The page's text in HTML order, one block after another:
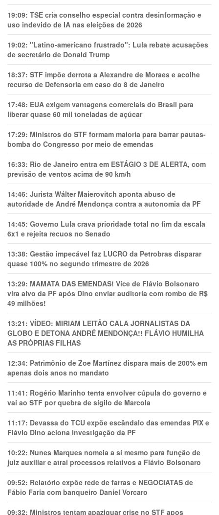
19:09: TSE cria conselho especial contra desinformação e
uso indevido de IA nas eleições de 2026
19:02: "Latino-americano frustrado": Lula rebate acusações
de secretário de Donald Trump
18:37: STF impõe derrota a Alexandre de Moraes e acolhe
recurso de Defensoria em caso do 8 de Janeiro
17:48: EUA exigem vantagens comerciais do Brasil para
liberar quase 60 mil toneladas de açúcar
17:29: Ministros do STF formam maioria para barrar pautas-
bomba do Congresso por meio de emendas
16:33: Rio de Janeiro entra em ESTÁGIO 3 DE ALERTA, com
previsão de ventos acima de 90 km/h
14:46: Jurista Wálter Maierovitch aponta abuso de
autoridade de André Mendonça contra a autonomia da PF
14:45: Governo Lula crava prioridade total no fim da escala
6x1 e rejeita recuos no Senado
13:38: Gestão impecável faz LUCRO da Petrobras disparar
quase 100% no segundo trimestre de 2026
13:29: MAMATA DAS EMENDAS! Vice de Flávio Bolsonaro
vira alvo da PF após Dino enviar auditoria com rombo de R$
49 milhões!
13:21: VÍDEO: MIRIAM LEITÃO CALA JORNALISTAS DA
GLOBO E DETONA ANDRÉ MENDONÇA!! FLÁVIO HUMILHA
AS PRÓPRIAS FILHAS
12:34: Patrimônio de Zoe Martínez dispara mais de 200% em
apenas dois anos no mandato
11:41: Rogério Marinho tenta envolver cúpula do governo e
vai ao STF por quebra de sigilo de Marcola
11:17: Devassa do TCU expõe escândalo das emendas PIX e
Flávio Dino aciona investigação da PF
10:22: Nunes Marques nomeia a si mesmo para função de
juiz auxiliar e atrai processos relativos a Flávio Bolsonaro
09:52: Relatório expõe rede de farras e NEGOCIATAS de
Fábio Faria com banqueiro Daniel Vorcaro
09:32: Ministros tentam apaziguar crise no STF apos